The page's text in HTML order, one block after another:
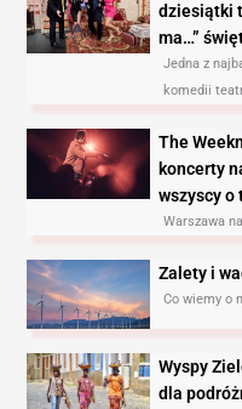
dziesiątki
ma…”
Jedna z
komedii
The
koncerty
wszyscy o
Warszawa
Zalety i
Co wiemy o
Wyspy
dla